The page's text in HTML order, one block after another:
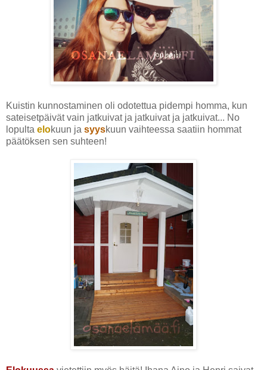
Kuistin kunnostaminen oli odotettua pidempi homma, kun
sateisetpäivät vain jatkuivat ja jatkuivat ja jatkuivat... No
lopulta elokuun ja syyskuun vaihteessa saatiin hommat
päätöksen sen suhteen!